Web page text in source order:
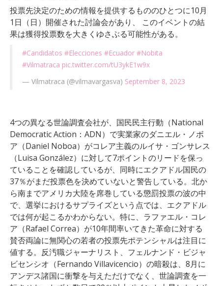
投票先決定のための情報を提供するもののひとつに10月
1日（日）開催された討論会があり、 このイベントの結
果は獲得投票数を大きくゆさぶる可能性がある。
#Candidatos #Elecciones #Ecuador #Nobita
#Vilmatraca pic.twitter.com/tU3ykE1w9x
— Vilmatraca (@vilmavargasva) September 8, 2023
4つの異なる世論調査会社が、国民民主行動（National
Democratic Action：ADN）で実業家のダニエル・ノボ
ア（Daniel Noboa）がコレア主義のルイサ・ゴンサレス
（Luisa González）に対して7ポイントのリードを保っ
ていることを確認しているが、同時にエクアドル国民の
37％がまだ投票色を決めていないと警告している。北か
ら南までアメリカ大陸を席巻している懲罰投票の波の中
で、選挙におけるサプライズという点では、エクアドル
では何が起こるかわからない。特に、ラファエル・コレ
ア（Rafael Correa）が10年間率いてきた革命に対する
賛否両論に無関心の若者の投票先ポテンシャルは注目に
値する。反汚職ジャーナリスト、フェルナンド・ビジャ
ビセンシオ（Fernando Villavicencio）の暗殺は、8月に
アンデス諸国に衝撃を与えただけでなく、世論調査を一